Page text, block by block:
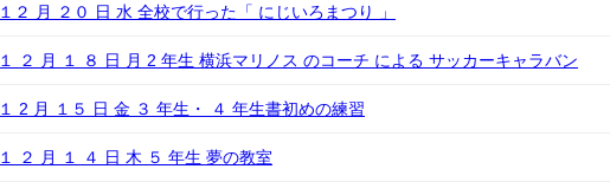
１２ 月 ２０ 日 水 全校で行った「 にじいろまつり 」
１ ２ 月 １ ８ 日 月 2 年生 横浜マリノス のコーチ による サッカーキャラバン
１ 2 月 １５ 日 金 ３ 年生・ ４ 年生書初めの練習
１ ２ 月 １ ４ 日 木 ５ 年生 夢の教室